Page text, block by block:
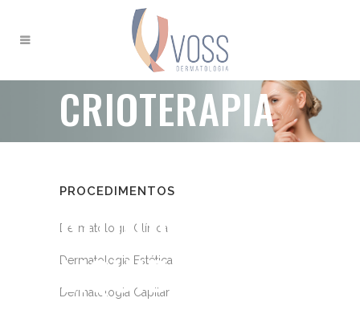
CRIOTERAPIA
NITROGÊNIO
LÍQUIDO
PROCEDIMENTOS
Dermatologia Clínica
Dermatologia Estética
Dermatologia Capilar